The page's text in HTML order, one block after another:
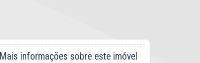
Mais informações sobre este imóvel